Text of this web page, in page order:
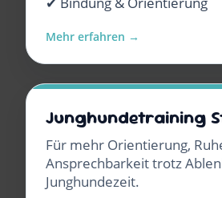
Mehr erfahren →
Junghundetraining
Für mehr Orientierung,
Ansprechbarkeit trotz
Junghundezeit.